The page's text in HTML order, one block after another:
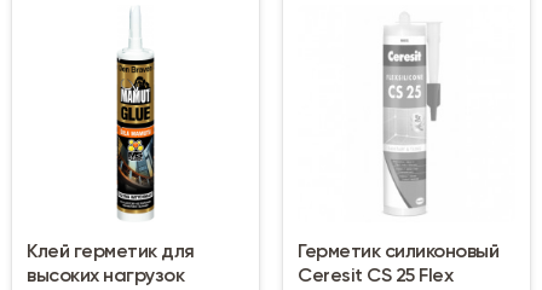
Клей герметик для
высоких нагрузок
Герметик силиконовый
Ceresit CS 25 Flex